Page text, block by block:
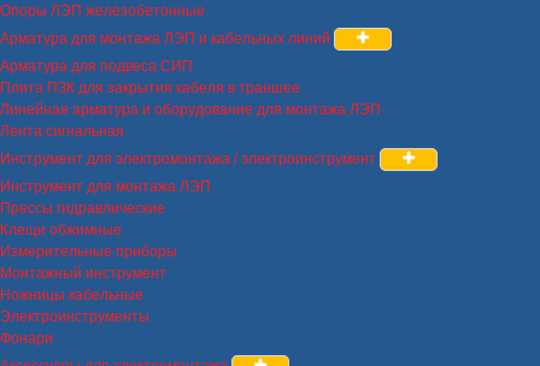
Опоры ЛЭП железобетонные
Арматура для монтажа ЛЭП и кабельных линий
Арматура для подвеса СИП
Плита ПЗК для закрытия кабеля в траншее
Линейная арматура и оборудование для монтажа ЛЭП
Лента сигнальная
Инструмент для электромонтажа / электроинструмент
Инструмент для монтажа ЛЭП
Прессы гидравлические
Клещи обжимные
Измерительные приборы
Монтажный инструмент
Ножницы кабельные
Электроинструменты
Фонари